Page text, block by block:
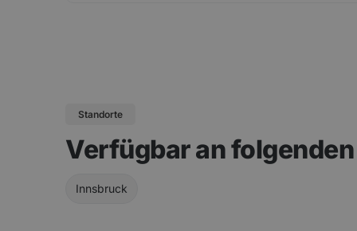
Standorte
Verfügbar an folgenden
Innsbruck